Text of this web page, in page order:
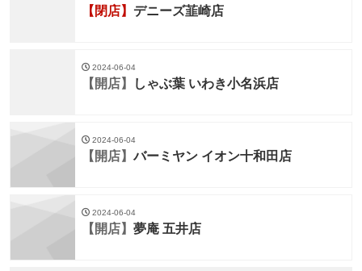
【閉店】 デニーズ韮崎店
2024-06-04
【開店】 しゃぶ葉 いわき小名浜店
2024-06-04
【開店】バーミヤン イオン十和田店
2024-06-04
【開店】 夢庵 五井店